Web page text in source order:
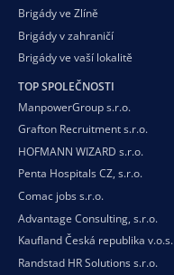
Brigády ve Zlíně
Brigády v zahraničí
Brigády ve vaší lokalitě
TOP SPOLEČNOSTI
ManpowerGroup s.r.o.
Grafton Recruitment s.r.o.
HOFMANN WIZARD s.r.o.
Penta Hospitals CZ, s.r.o.
Comac jobs s.r.o.
Advantage Consulting, s.r.o.
Kaufland Česká republika v.o.s.
Randstad HR Solutions s.r.o.